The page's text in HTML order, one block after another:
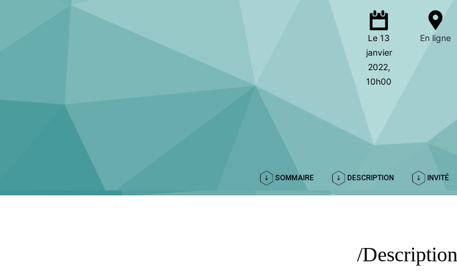
Le 13
janvier
2022,
10h00
En ligne
SOMMAIRE DESCRIPTION INVITÉ
Description